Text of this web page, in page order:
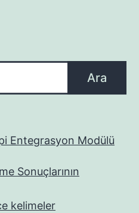
Ara
Entegrasyon Modülü
Sonuçlarının
kelimeler